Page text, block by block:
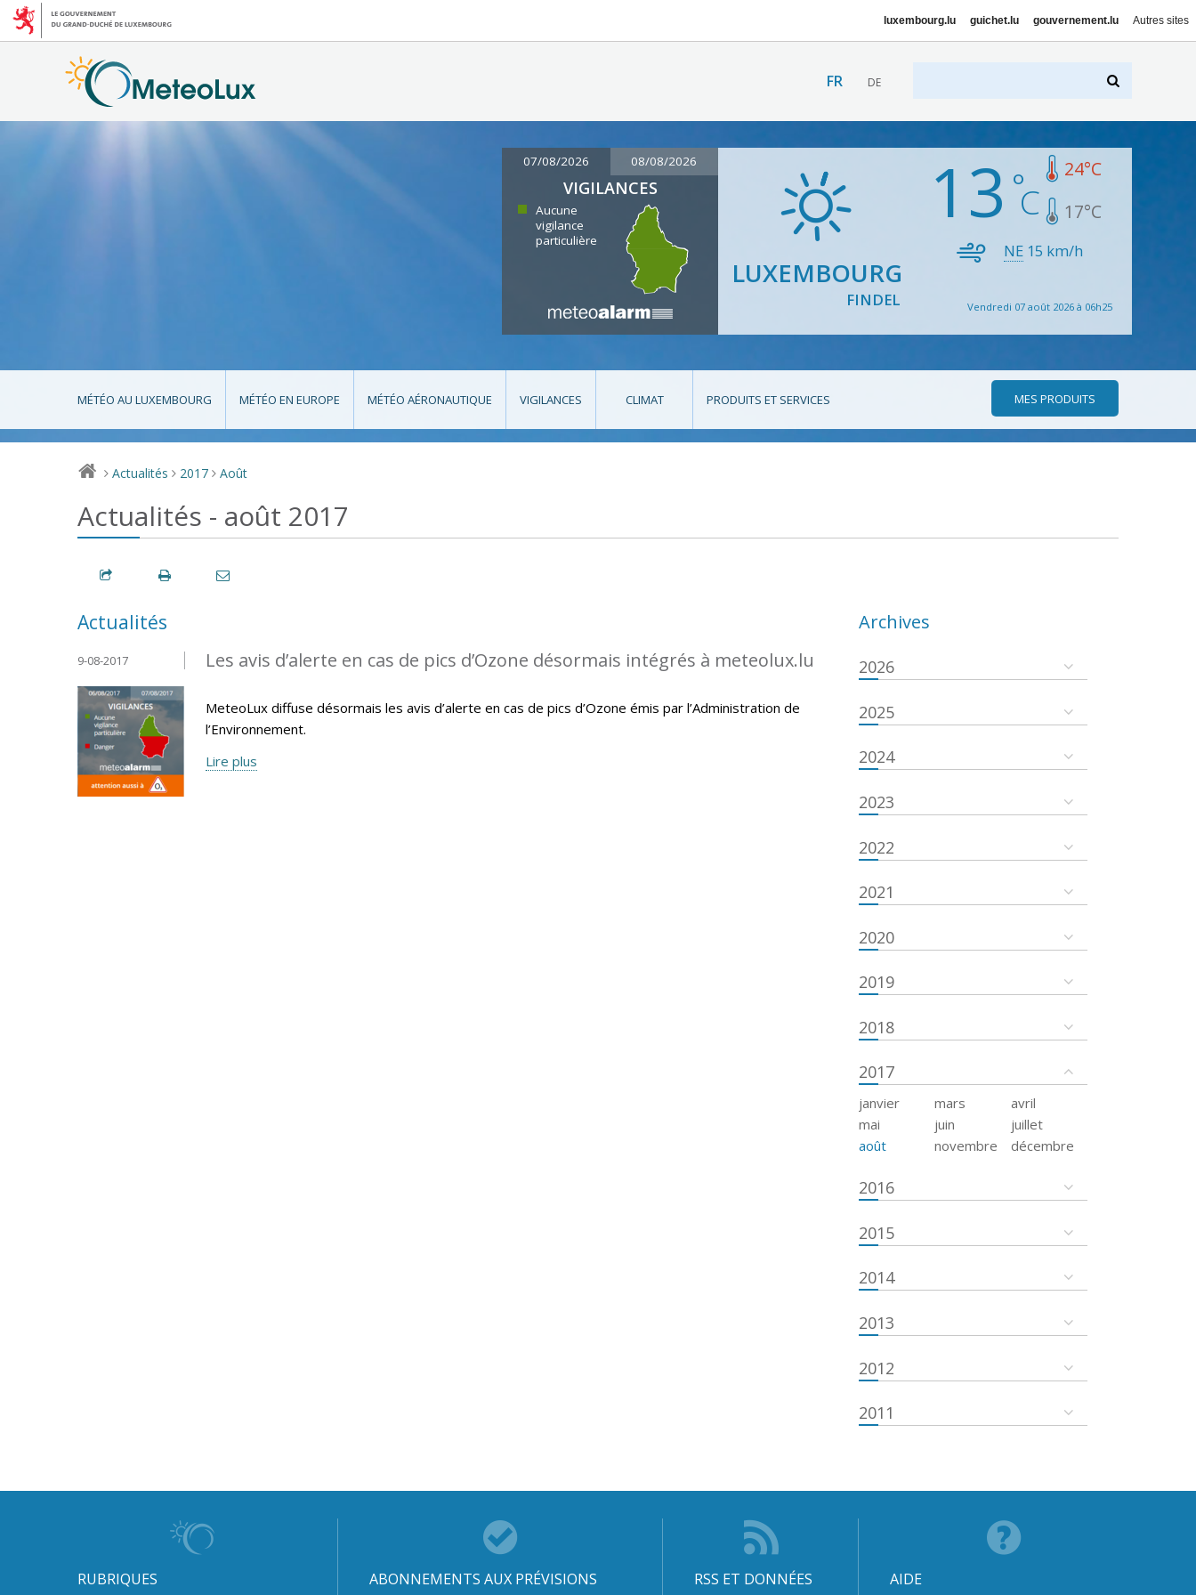
luxembourg.lu guichet.lu gouvernement.lu Autres sites
FR DE
07/08/2026 08/08/2026
VIGILANCES
Aucune
vigilance
particulière
LUXEMBOURG
FINDEL
13 24°C
17°C
NE 15 km/h
Vendredi 07 août 2026 à 06h25
MÉTÉO AU LUXEMBOURG MÉTÉO EN EUROPE MÉTÉO AÉRONAUTIQUE VIGILANCES CLIMAT PRODUITS ET SERVICES MES PRODUITS
> Actualités > 2017 > Août
Actualités - août 2017
Actualités
Les avis d’alerte en cas de pics d’Ozone désormais intégrés à meteolux.lu
9-08-2017
MeteoLux diffuse désormais les avis d’alerte en cas de pics d’Ozone émis par l’Administration de
l’Environnement.
Lire plus
Archives
2026
2025
2024
2023
2022
2021
2020
2019
2018
2017
janvier mars
avril
mai
juin
juillet
août
novembre décembre
2016
2015
2014
2013
2012
2011
RUBRIQUES ABONNEMENTS AUX PRÉVISIONS RSS ET DONNÉES AIDE